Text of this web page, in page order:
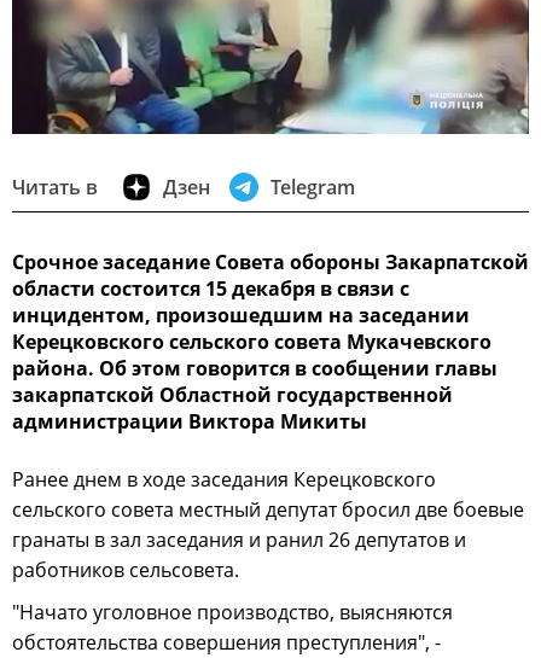
Читать в Дзен Telegram
Срочное заседание Совета обороны Закарпатской
области состоится 15 декабря в связи с
инцидентом, произошедшим на заседании
Керецковского сельского совета Мукачевского
района. Об этом говорится в сообщении главы
закарпатской Областной государственной
администрации Виктора Микиты
Ранее днем в ходе заседания Керецковского
сельского совета местный депутат бросил две боевые
гранаты в зал заседания и ранил 26 депутатов и
работников сельсовета.
"Начато уголовное производство, выясняются
обстоятельства совершения преступления", -